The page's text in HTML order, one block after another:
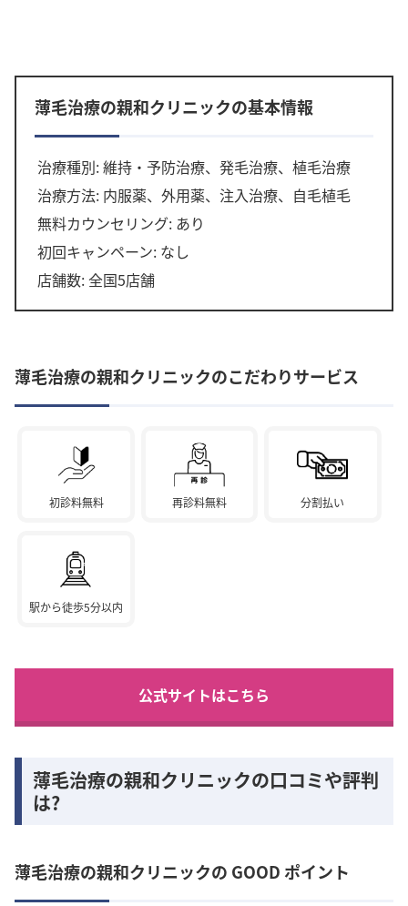
薄毛治療の親和クリニックの基本情報
治療種別: 維持・予防治療、発毛治療、植毛治療
治療方法: 内服薬、外用薬、注入治療、自毛植毛
無料カウンセリング: あり
初回キャンペーン: なし
店舗数: 全国5店舗
薄毛治療の親和クリニックのこだわりサービス
初診料無料 再診料無料 分割払い
駅から徒歩5分以内
公式サイトはこちら
薄毛治療の親和クリニックの口コミや評判
は?
薄毛治療の親和クリニックの GOOD ポイント